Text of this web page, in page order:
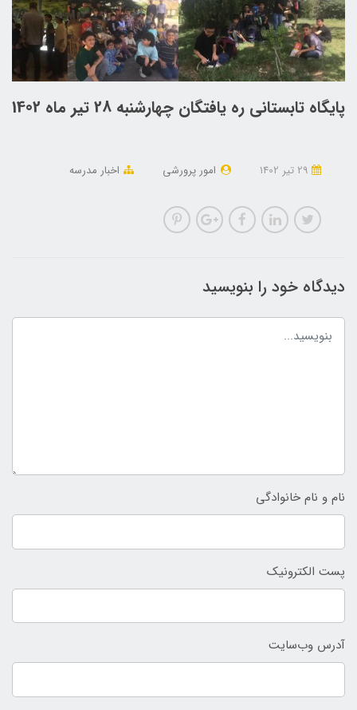
پایگاه تابستانی ره یافتگان چهارشنبه 28 تیر ماه 1402
امور پرورشی اخبار مدرسه
دیدگاه خود را بنویسید
نام و نام خانوادگی
پست الکترونیک
آدرس وب‌سایت